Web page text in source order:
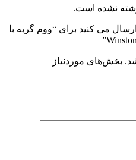
نشده است.
می کنید برای “ووم گربه با
بخش‌های موردنیاز